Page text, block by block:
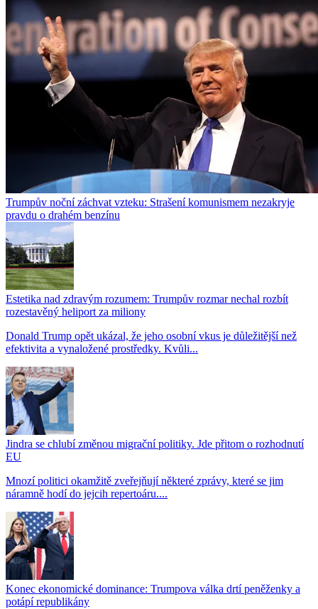
Trumpův noční záchvat vzteku: Strašení komunismem nezakryje
pravdu o drahém benzínu
Estetika nad zdravým rozumem: Trumpův rozmar nechal rozbít
rozestavěný heliport za miliony
Donald Trump opět ukázal, že jeho osobní vkus je důležitější než
efektivita a vynaložené prostředky. Kvůli...
Jindra se chlubí změnou migrační politiky. Jde přitom o rozhodnutí
EU
Mnozí politici okamžitě zveřejňují některé zprávy, které se jim
náramně hodí do jejcih repertoáru....
Konec ekonomické dominance: Trumpova válka drtí peněženky a
potápí republikány